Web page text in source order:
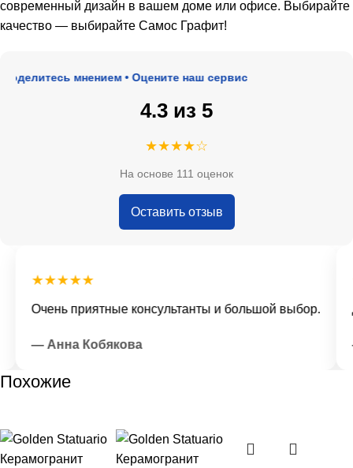
современный дизайн в вашем доме или офисе. Выбирайте
качество — выбирайте Самос Графит!
мнением • Оцените наш сервис
4.3 из 5
★★★★☆
На основе 111 оценок
Оставить отзыв
★★★★★
Очень приятные консультанты и большой выбор.
— Анна Кобякова
Похожие